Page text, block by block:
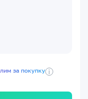
за покупку i